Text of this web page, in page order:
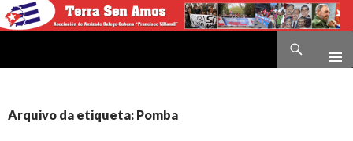
Arquivo da etiqueta: Pomba